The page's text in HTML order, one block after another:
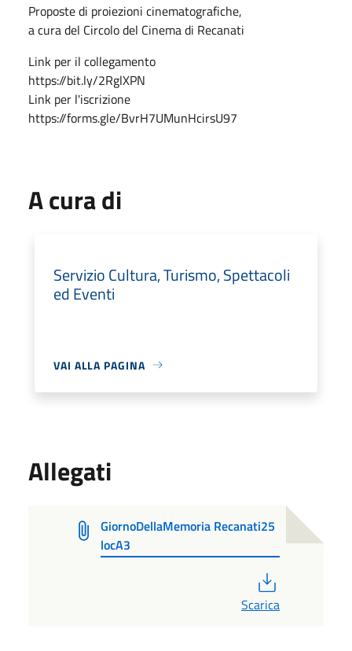
Proposte di proiezioni cinematografiche,
a cura del Circolo del Cinema di Recanati
Link per il collegamento
https://bit.ly/2RglXPN
Link per l'iscrizione
https://forms.gle/BvrH7UMunHcirsU97
A cura di
Servizio Cultura, Turismo, Spettacoli
ed Eventi
VAI ALLA PAGINA
Allegati
GiornoDellaMemoria Recanati25
locA3
Scarica